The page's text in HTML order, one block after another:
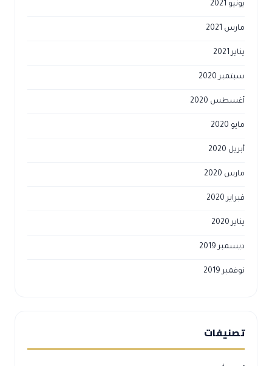
يونيو 2021
مارس 2021
يناير 2021
سبتمبر 2020
أغسطس 2020
مايو 2020
أبريل 2020
مارس 2020
فبراير 2020
يناير 2020
ديسمبر 2019
نوفمبر 2019
تصنيفات